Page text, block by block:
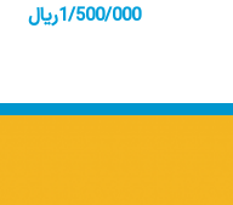
1/500/000ریال